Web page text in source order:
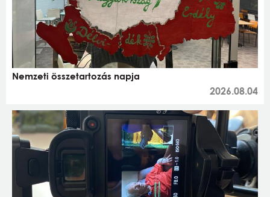
Nemzeti összetartozás napja
2026.08.04